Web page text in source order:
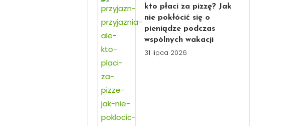
kto płaci za pizzę? Jak
nie pokłócić się o
pieniądze podczas
wspólnych wakacji
31 lipca 2026